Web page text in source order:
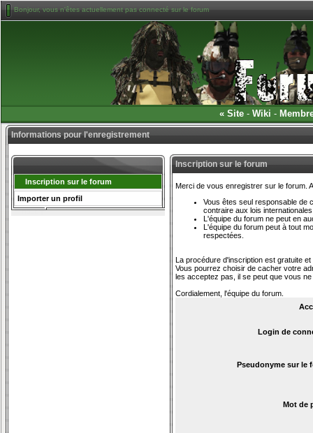
Bonjour, vous n'êtes actuellement pas connecté sur le forum
« Site - Wiki -
Informations pour l'enregistrement
Inscription sur le forum
Importer un profil
Inscription sur le forum
Merci de vous enregistrer sur le forum.
Vous êtes seul responsable de
contraire aux lois
L'équipe du forum ne peut en
L'équipe du forum peut à tout
respectées.
La procédure d'inscription est gratuite
Vous pourrez choisir de cacher votre
les acceptez pas, il se peut que vous
Cordialement, l'équipe du forum.
Login de
Pseudonyme sur le
Mot de